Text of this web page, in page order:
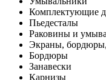
Комплектующие
Пьедесталы
Раковины и
Экраны, бордюры,
Бордюры
Занавески
Карнизы